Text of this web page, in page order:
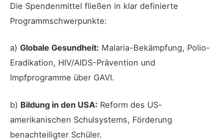
Die Spendenmittel fließen in klar definierte
Programmschwerpunkte:
a) Globale Gesundheit: Malaria-Bekämpfung, Polio-
Eradikation, HIV/AIDS-Prävention und
Impfprogramme über GAVI.
b) Bildung in den USA: Reform des US-
amerikanischen Schulsystems, Förderung
benachteiligter Schüler.